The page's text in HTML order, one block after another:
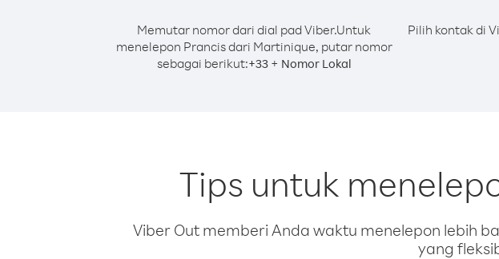
Memutar nomor dari dial pad Viber.Untuk
menelepon Prancis dari Martinique, putar nomor
sebagai berikut:+33+ Nomor Lokal
Pilih kontak di
Tips untuk
Viber Out memberi Anda waktu menelepon lebih
yang